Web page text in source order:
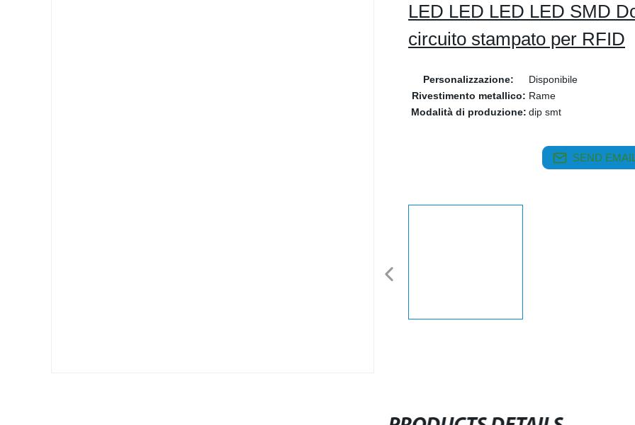
LED LED LED LED SMD
circuito stampato per RFID
Personalizzazione:
Disponibile
Rivestimento metallico: Rame
Modalità di produzione: dip smt
SEND